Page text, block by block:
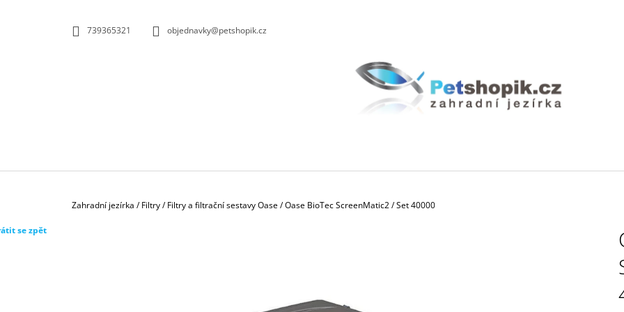
739365321 objednavky@petshopik.cz
Domů
Zahradní jezírka / Filtry/ Filtry a filtrační sestavy Oase/Oase BioTec ScreenMatic2 / Set 40000
se zpět
CO POTŘEBUJETE NAJÍT?
1DM3 = 1LITR
GEOTEXTÍLIE